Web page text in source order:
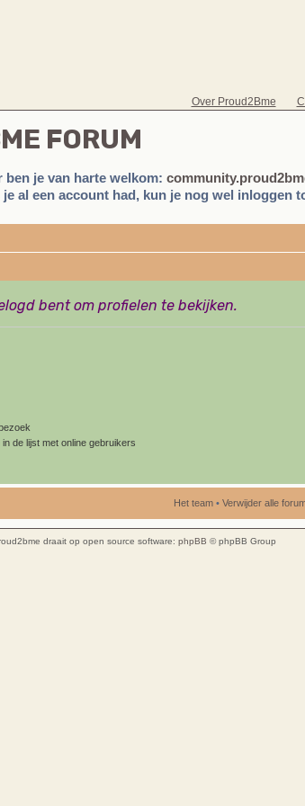
Over Proud2Bme
FORUM
ben je van harte welkom:
al een account had, kun je nog wel inloggen
bent om profielen te bekijken.
de lijst met online gebruikers
Het team• Verwijder alle
draait op open source software: phpBB © phpBB Group